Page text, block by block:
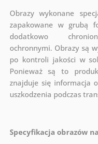
Obrazy wykonane
zapakowane w grubą
dodatkowo
ochronnymi. Obrazy są
po kontroli jakości w
Ponieważ są to
znajduje się informacja
uszkodzenia podczas
Specyfikacja obrazów